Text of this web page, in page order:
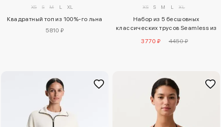
XS S M L XL
Квадратный топ из 100%-го льна
5810 ₽
XS S M L XL
Набор из 5 бесшовных
классических трусов Seamless из
3770 ₽ 4450 ₽